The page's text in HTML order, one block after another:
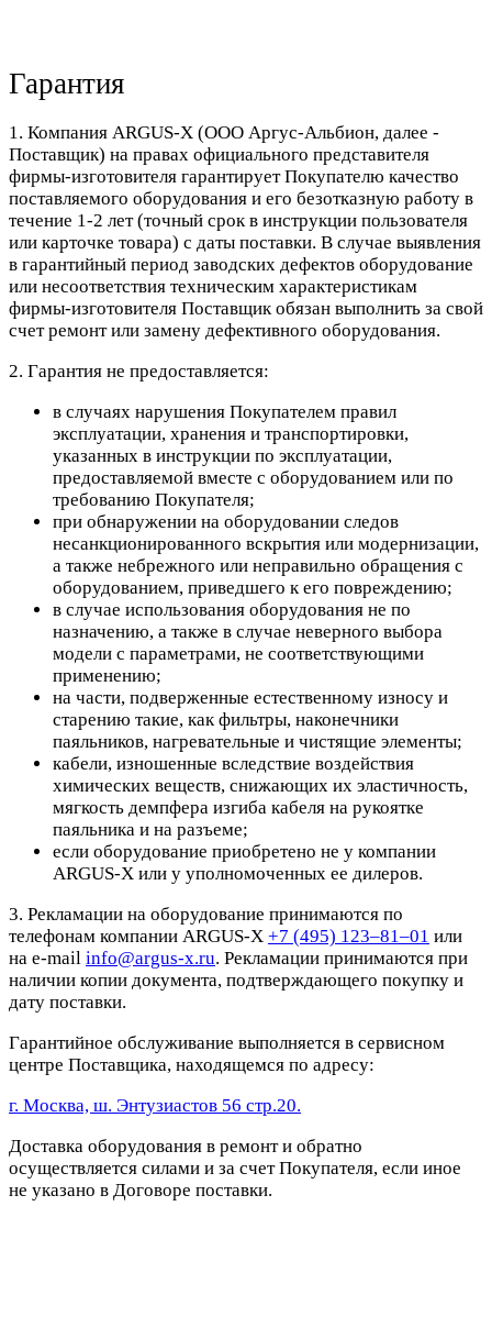
Гарантия
1. Компания ARGUS-X (ООО Аргус-Альбион, далее -
Поставщик) на правах официального представителя
фирмы-изготовителя гарантирует Покупателю качество
поставляемого оборудования и его безотказную работу в
течение 1-2 лет (точный срок в инструкции пользователя
или карточке товара) с даты поставки. В случае выявления
в гарантийный период заводских дефектов оборудование
или несоответствия техническим характеристикам
фирмы-изготовителя Поставщик обязан выполнить за свой
счет ремонт или замену дефективного оборудования.
2. Гарантия не предоставляется:
в случаях нарушения Покупателем правил
эксплуатации, хранения и транспортировки,
указанных в инструкции по эксплуатации,
предоставляемой вместе с оборудованием или по
требованию Покупателя;
при обнаружении на оборудовании следов
несанкционированного вскрытия или модернизации,
а также небрежного или неправильно обращения с
оборудованием, приведшего к его повреждению;
в случае использования оборудования не по
назначению, а также в случае неверного выбора
модели с параметрами, не соответствующими
применению;
на части, подверженные естественному износу и
старению такие, как фильтры, наконечники
паяльников, нагревательные и чистящие элементы;
кабели, изношенные вследствие воздействия
химических веществ, снижающих их эластичность,
мягкость демпфера изгиба кабеля на рукоятке
паяльника и на разъеме;
если оборудование приобретено не у компании
ARGUS-X или у уполномоченных ее дилеров.
3. Рекламации на оборудование принимаются по
телефонам компании ARGUS-X +7 (495) 123–81–01 или
на e-mail info@argus-x.ru. Рекламации принимаются при
наличии копии документа, подтверждающего покупку и
дату поставки.
Гарантийное обслуживание выполняется в сервисном
центре Поставщика, находящемся по адресу:
г. Москва, ш. Энтузиастов 56 стр.20.
Доставка оборудования в ремонт и обратно
осуществляется силами и за счет Покупателя, если иное
не указано в Договоре поставки.